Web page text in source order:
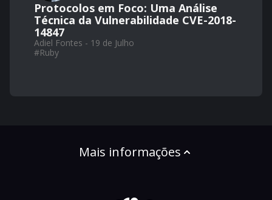
Protocolos em Foco: Uma Análise
Técnica da Vulnerabilidade CVE-2018-
14847
Adiel Fontes - 19 de Julho
#Ruby
Mais informações